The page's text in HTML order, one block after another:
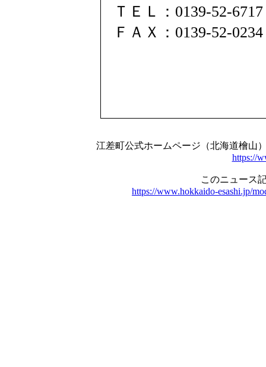
ＴＥＬ：0139-52-6717
ＦＡＸ：0139-52-0234
江差町公式ホームページ（北海道檜山
https://
このニュース
https://www.hokkaido-esashi.jp/